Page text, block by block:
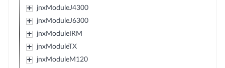
jnxModuleJ4300
jnxModuleJ6300
jnxModuleIRM
jnxModuleTX
jnxModuleM120